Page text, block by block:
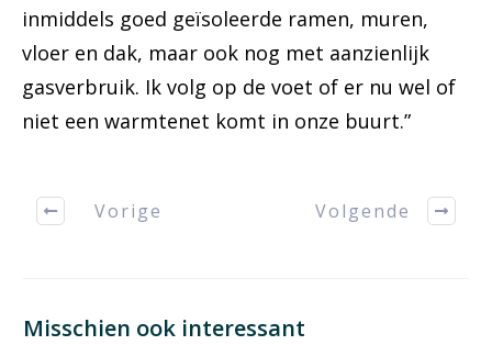
inmiddels goed geïsoleerde ramen, muren,
vloer en dak, maar ook nog met aanzienlijk
gasverbruik. Ik volg op de voet of er nu wel of
niet een warmtenet komt in onze buurt.”
Vorige Volgende
Misschien ook interessant